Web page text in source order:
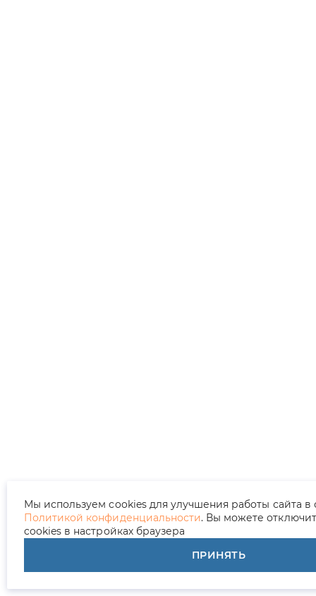
Мы используем cookies для улучшения работы сайта в
Политикой конфиденциальности. Вы можете
cookies в настройках браузера
ПРИНЯТЬ